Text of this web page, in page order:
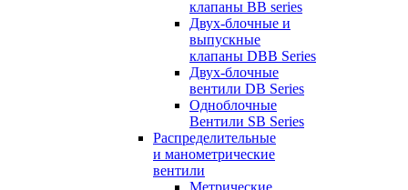
клапаны BB series
Двух-блочные и
выпускные
клапаны DBB Series
Двух-блочные
вентили DB Series
Одноблочные
Вентили SB Series
Распределительные
и манометрические
вентили
Метрические